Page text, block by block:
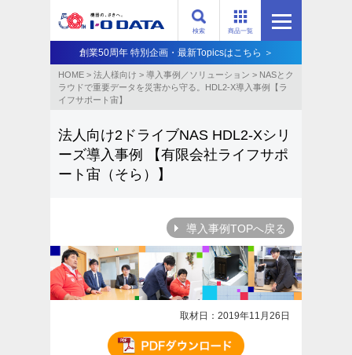
商品一覧
検索
創業50周年 特別企画・最新Topicsはこちら ＞
HOME > 法人様向け > 導入事例／ソリューション > NASとク
ラウドで重要データを災害から守る。HDL2-X導入事例【ラ
イフサポート宙】
法人向け2ドライブNAS HDL2-Xシリ
ーズ導入事例
【有限会社ライフサポ
ート宙（そら）】
導入事例TOPへ戻る
取材日：2019年11月26日